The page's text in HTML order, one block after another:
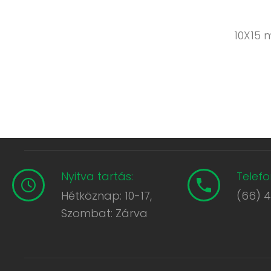
Nyitva tartás:
Hétköznap: 10-17,
Szombat: Zárva
(66)